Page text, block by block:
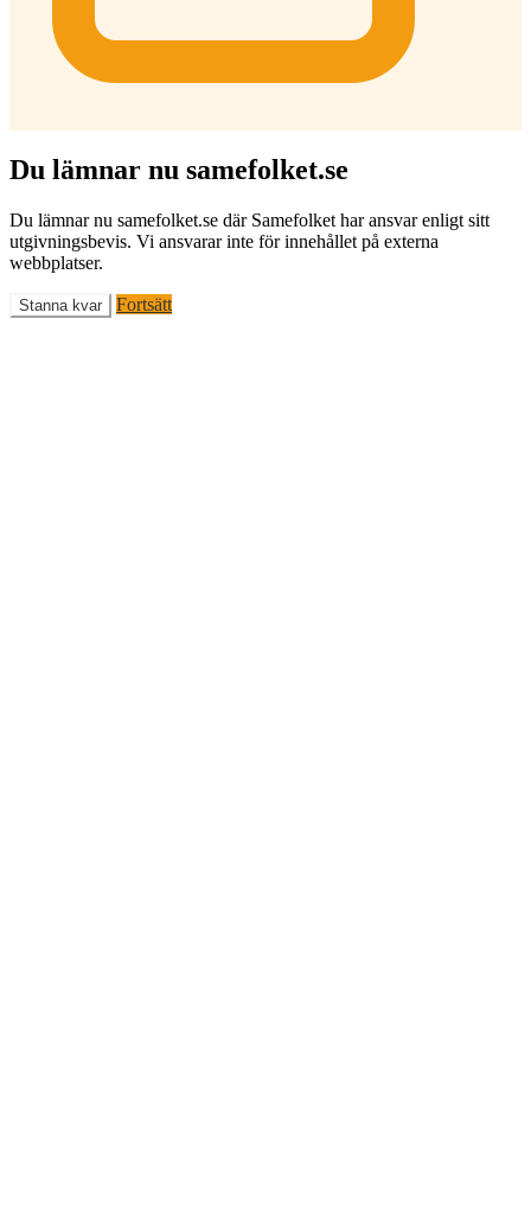
Du lämnar nu samefolket.se
Du lämnar nu samefolket.se där Samefolket har ansvar enligt sitt
utgivningsbevis. Vi ansvarar inte för innehållet på externa
webbplatser.
Stanna kvar Fortsätt